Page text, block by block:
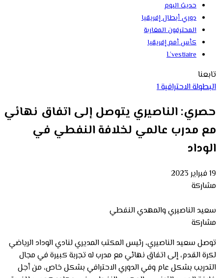
حديث اليوم
دوري أبطال إفريقيا
المحترفون المغاربة
كأس أمم إفريقيا
L’vestiaire
تابعنا
البطولة الاحترافية 1
حصري: الناصيري يتوصل إلى اتفاق نهائي
مع مدرب عالمي لخلافة النفطي في
الوداد
19 فبراير 2023
مشاركة
سعيد الناصيري والمهدي النفطي
مشاركة
توصل سعيد الناصيري، رئيس المكتب المديري لنادي الوداد الرياضي
لكرة القدم، إلى اتفاق نهائي مع مدرب له تجربة كبيرة في مجال
التدريب بشكل عام وفي الدوري الاحترافي بشكل خاص، من أجل